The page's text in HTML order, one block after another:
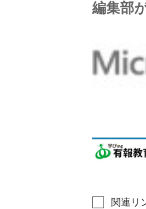
編集部
関連リ